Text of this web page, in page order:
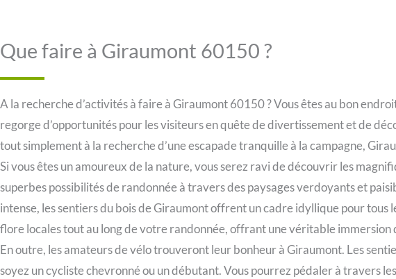
Que faire à Giraumont 60150 ?
A la recherche d’activités à faire à Giraumont 60150 ? Vous êtes au bon
regorge d’opportunités pour les visiteurs en quête de divertissement et de
tout simplement à la recherche d’une escapade tranquille à la campagne,
Si vous êtes un amoureux de la nature, vous serez ravi de découvrir les
superbes possibilités de randonnée à travers des paysages verdoyants et
intense, les sentiers du bois de Giraumont offrent un cadre idyllique pour
flore locales tout au long de votre randonnée, offrant une véritable immersion
En outre, les amateurs de vélo trouveront leur bonheur à Giraumont. Les
soyez un cycliste chevronné ou un débutant. Vous pourrez pédaler à travers